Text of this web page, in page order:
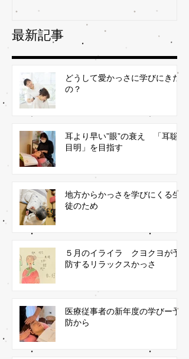
最新記事
どうして愛かっさに学びにきた
の？
耳より早い”眼”の衰え 「耳聡
目明」を目指す
地方からかっさを学びにくる生
徒のため
５月のイライラ クヨクヨが予
防するリラックスかっさ
医療従事者の新年度の学びー予
防から